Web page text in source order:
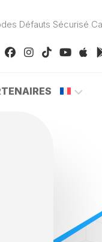
Défauts Sécurisé